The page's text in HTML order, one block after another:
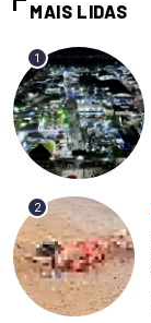
MAIS LIDAS
1
2